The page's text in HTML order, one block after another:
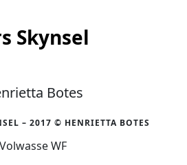
Skynsel
Botes
– 2017 © HENRIETTA BOTES
Volwasse WF